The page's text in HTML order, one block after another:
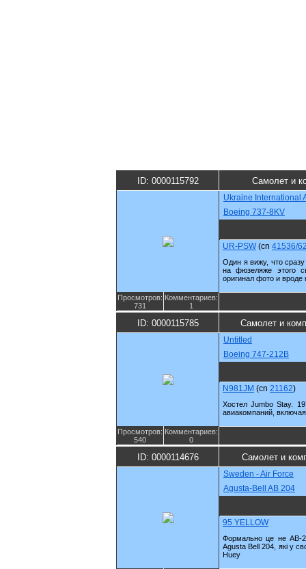
ID: 0000115792 Самолет и
Ukraine International
Boeing 737-8KV
UR-PSW (cn 41536/
Один я вижу, что сразу
на фюзеляже этого
оригинал фото и вроде
Просмотров:
731
Комментариев:
1
ID: 0000115785 Самолет и
Untitled
Boeing 747-212B
N981JM (cn 21162)
Хостел Jumbo Stay.
авиакомпаний,
Просмотров:
540
Комментариев:
0
ID: 0000114676 Самолет и
Sweden - Air Force
Agusta-Bell AB 204
95 YELLOW
Формально це не AB-
Agusta Bell 204, які у
Huey